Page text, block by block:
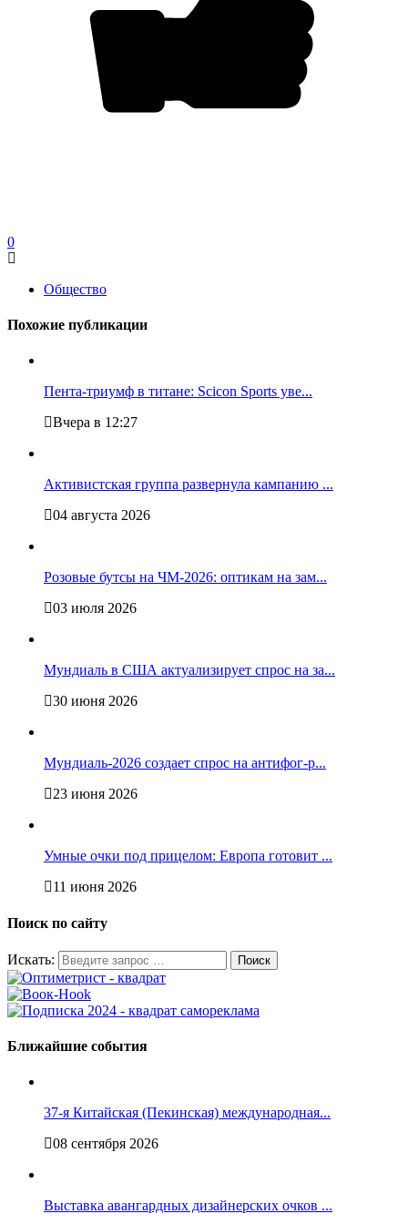
0
Общество
Похожие публикации
Пента-триумф в титане: Scicon Sports уве...
Вчера в 12:27
Активистская группа развернула кампанию ...
04 августа 2026
Розовые бутсы на ЧМ-2026: оптикам на зам...
03 июля 2026
Мундиаль в США актуализирует спрос на за...
30 июня 2026
Мундиаль-2026 создает спрос на антифог-р...
23 июня 2026
Умные очки под прицелом: Европа готовит ...
11 июня 2026
Поиск по сайту
Искать:
Ближайшие события
37-я Китайская (Пекинская) международная...
08 сентября 2026
Выставка авангардных дизайнерских очков ...